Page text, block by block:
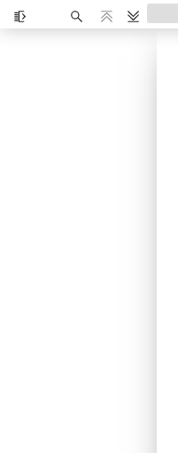
Zijbalk
ZoekenVorigeVolgende